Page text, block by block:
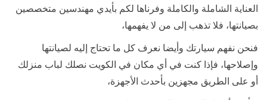
العناية الشاملة والكاملة وفرناها لكم بأيدي مهندسين متخصصين
بصيانتها، فلا تذهب إلى من لا يفهمها،
فنحن نفهم سيارتك وأيضا نعرف كل ما تحتاج إليه لصيانتها
وإصلاحها، فإذا كنت في أي مكان في الكويت نصلك لباب منزلك
أو على الطريق مجهزين بأحدث الأجهزة،